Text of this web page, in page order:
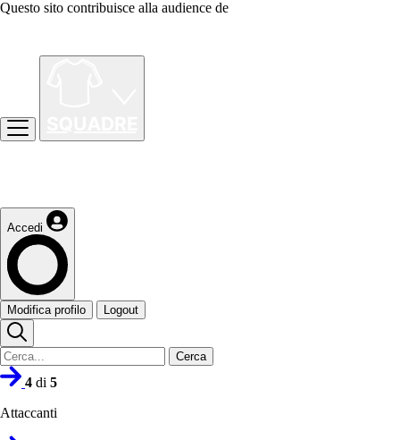
Questo sito contribuisce alla audience de
Accedi
Modifica profilo Logout
Cerca
4 di 5
Attaccanti